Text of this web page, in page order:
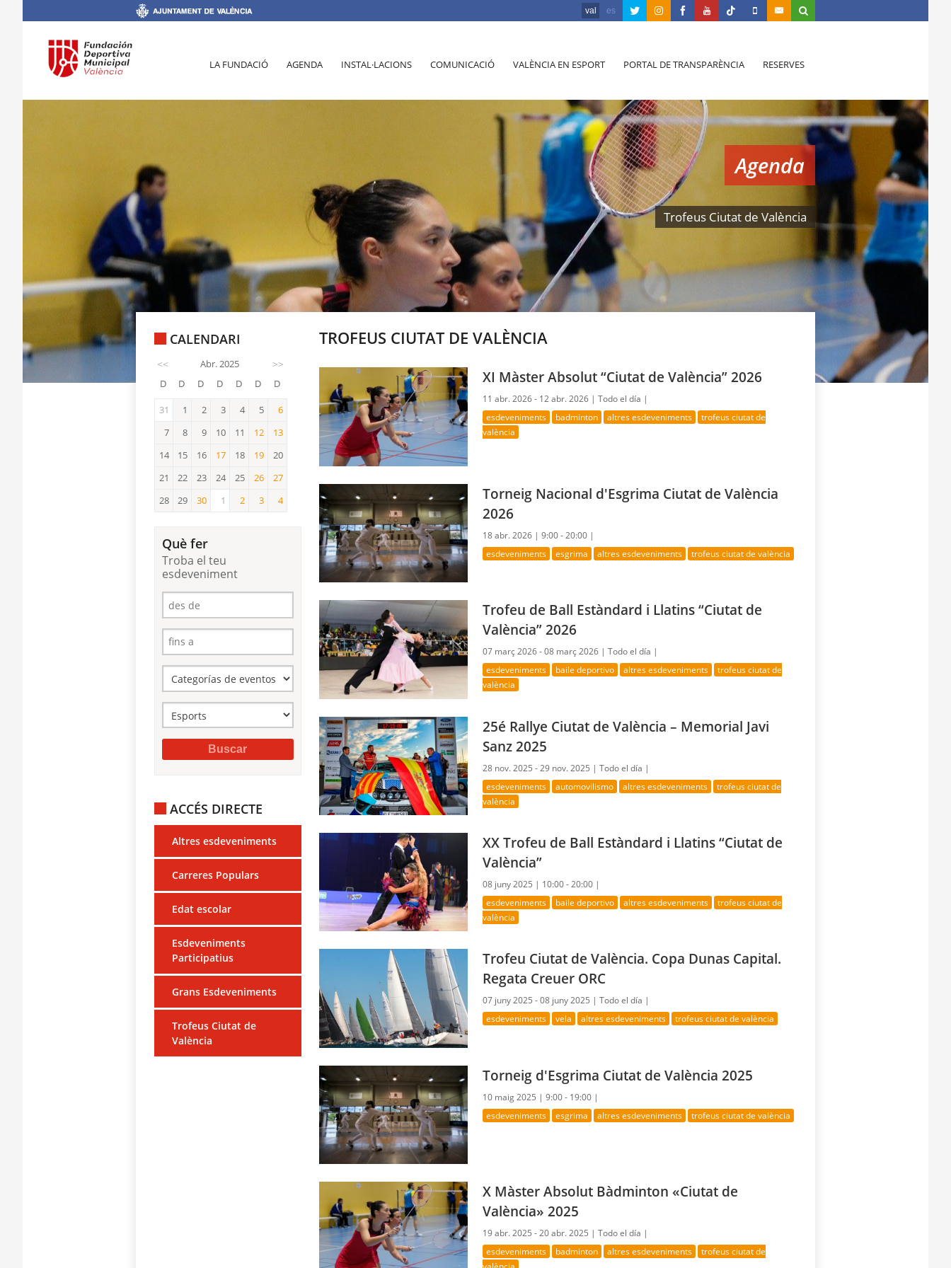
val es
LA FUNDACIÓ AGENDA INSTAL·LACIONS COMUNICACIÓ VALÈNCIA EN ESPORT PORTAL DE TRANSPARÈNCIA RESERVES
Agenda
Trofeus Ciutat de València
CALENDARI
<< Abr. 2025 >>
D D D D D D D
31 1 2 3 4 5 6
6
7 8 9 10 11 12
12
13
13
14 15 16 17
17
18 19
19
20
21
22 23 24 25 26 27
28 29 30 1 2 3 4
Què fer
Troba el teu
esdeveniment
ACCÉS DIRECTE
Altres esdeveniments
Carreres Populars
Edat escolar
Esdeveniments
Participatius
Grans Esdeveniments
Trofeus Ciutat de
València
TROFEUS CIUTAT DE VALÈNCIA
XI Màster Absolut “Ciutat de València” 2026
11 abr. 2026 - 12 abr. 2026 |Todo el día |
esdeveniments badminton altres esdeveniments
trofeus ciutat de
valència
Torneig Nacional d'Esgrima Ciutat de València
2026
18 abr. 2026 |9:00 - 20:00 |
esdeveniments esgrima altres esdeveniments trofeus ciutat de valència
Trofeu de Ball Estàndard i Llatins “Ciutat de
València” 2026
07 març 2026 - 08 març 2026 |Todo el día |
esdeveniments baile deportivo altres esdeveniments
trofeus ciutat de
valència
25é Rallye Ciutat de València – Memorial Javi
Sanz 2025
28 nov. 2025 - 29 nov. 2025 |Todo el día |
esdeveniments automovilismo altres esdeveniments
trofeus ciutat de
valència
XX Trofeu de Ball Estàndard i Llatins “Ciutat de
València”
08 juny 2025 | 10:00 - 20:00 |
esdeveniments baile deportivo altres esdeveniments
trofeus ciutat de
valència
Trofeu Ciutat de València. Copa Dunas Capital.
Regata Creuer ORC
07 juny 2025 - 08 juny 2025 |Todo el día |
esdeveniments vela altres esdeveniments trofeus ciutat de valència
Torneig d'Esgrima Ciutat de València 2025
10 maig 2025 |9:00 - 19:00 |
esdeveniments esgrima altres esdeveniments trofeus ciutat de valència
X Màster Absolut Bàdminton «Ciutat de
València» 2025
19 abr. 2025 - 20 abr. 2025 |Todo el día |
esdeveniments badminton altres esdeveniments
trofeus ciutat de